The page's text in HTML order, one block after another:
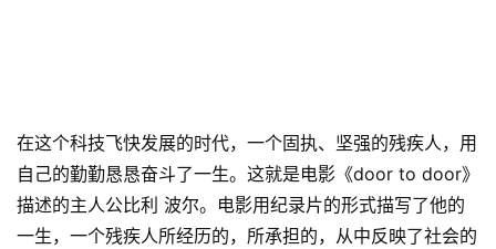
在这个科技飞快发展的时代，一个固执、坚强的残疾人，用
自己的勤勤恳恳奋斗了一生。这就是电影《door to door》
描述的主人公比利 波尔。电影用纪录片的形式描写了他的
一生，一个残疾人所经历的，所承担的，从中反映了社会的